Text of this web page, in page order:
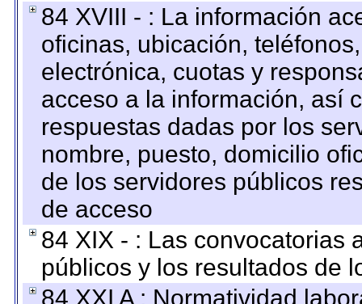
84 XVIII - : La información
oficinas, ubicación,
electrónica, cuotas y
acceso a la información, así
respuestas dadas por los
nombre, puesto, domicilio
de los servidores públicos
de acceso
84 XIX - : Las convocatorias
públicos y los resultados de
84 XXI A : Normatividad